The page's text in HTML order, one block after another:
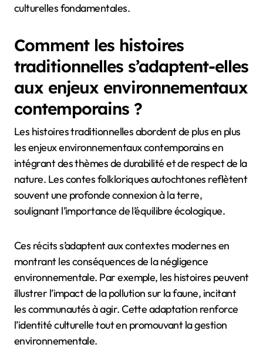
culturelles fondamentales.
Comment les histoires
traditionnelles s’adaptent-elles
aux enjeux environnementaux
contemporains ?
Les histoires traditionnelles abordent de plus en plus
les enjeux environnementaux contemporains en
intégrant des thèmes de durabilité et de respect de la
nature. Les contes folkloriques autochtones reflètent
souvent une profonde connexion à la terre,
soulignant l’importance de l’équilibre écologique.
Ces récits s’adaptent aux contextes modernes en
montrant les conséquences de la négligence
environnementale. Par exemple, les histoires peuvent
illustrer l’impact de la pollution sur la faune, incitant
les communautés à agir. Cette adaptation renforce
l’identité culturelle tout en promouvant la gestion
environnementale.